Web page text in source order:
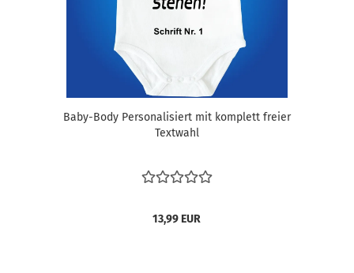
Baby-Body Personalisiert mit komplett freier
Textwahl
13,99 EUR